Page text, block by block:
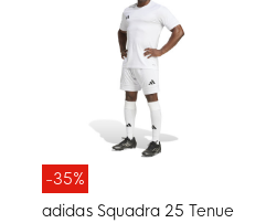
-35%
adidas Squadra 25 Tenue